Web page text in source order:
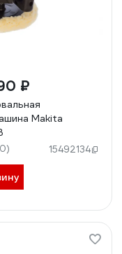
₽
Makita
15492134